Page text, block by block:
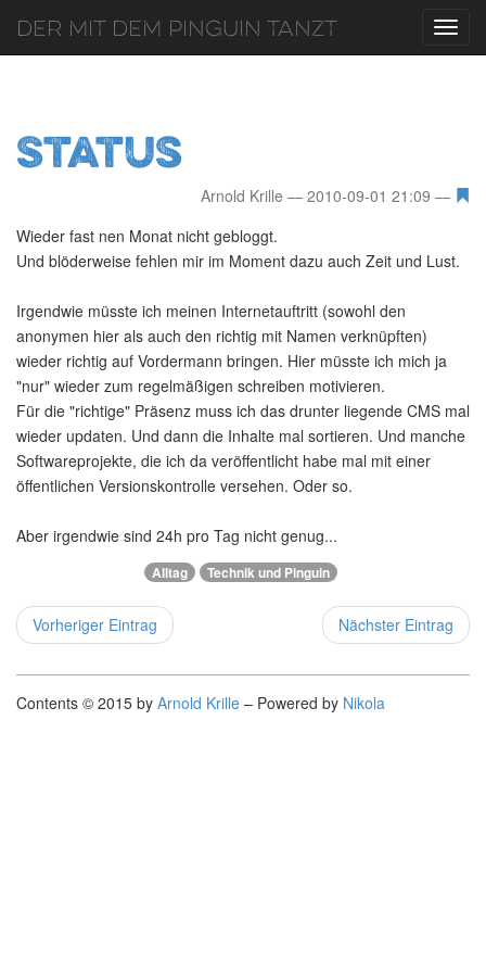
Der mit dem Pinguin tanzt
Status
Arnold Krille
2010-09-01 21:09
Wieder fast nen Monat nicht gebloggt.
Und blöderweise fehlen mir im Moment dazu auch Zeit und Lust.
Irgendwie müsste ich meinen Internetauftritt (sowohl den
anonymen hier als auch den richtig mit Namen verknüpften)
wieder richtig auf Vordermann bringen. Hier müsste ich mich ja
"nur" wieder zum regelmäßigen schreiben motivieren.
Für die "richtige" Präsenz muss ich das drunter liegende CMS mal
wieder updaten. Und dann die Inhalte mal sortieren. Und manche
Softwareprojekte, die ich da veröffentlicht habe mal mit einer
öffentlichen Versionskontrolle versehen. Oder so.
Aber irgendwie sind 24h pro Tag nicht genug...
Alltag Technik und Pinguin
Vorheriger Eintrag Nächster Eintrag
Contents © 2015 by Arnold Krille – Powered by Nikola